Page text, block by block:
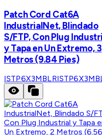
Patch Cord Cat6A
IndustrialNet, Blindado
S/FTP, Con Plug
y Tapa en Un Extremo, 3
Metros (9.84 Pies)
ISTP6X3MBLR